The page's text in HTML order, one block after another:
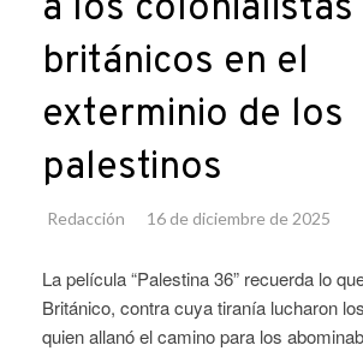
a los colonialistas
británicos en el
exterminio de los
palestinos
Redacción 16 de diciembre de 2025
La película “Palestina 36” recuerda lo
Británico, contra cuya tiranía lucharon
quien allanó el camino para los